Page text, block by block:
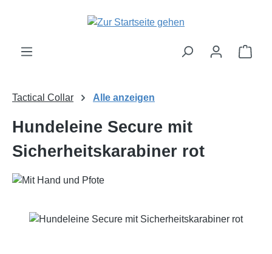
Zum Hauptinhalt springen
Tactical Collar Alle anzeigen
Hundeleine Secure mit
Sicherheitskarabiner rot
Bildergalerie überspringen